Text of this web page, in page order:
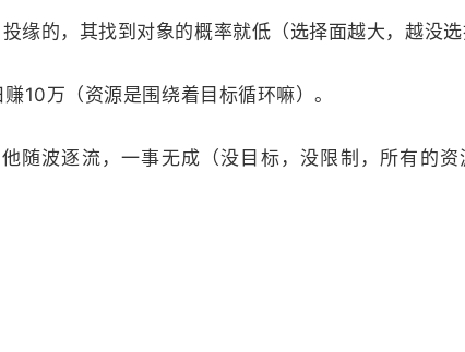
的，其找到对象的概率就低（选择面越大，越没选
万（资源是围绕着目标循环嘛）。
波逐流，一事无成（没目标，没限制，所有的资